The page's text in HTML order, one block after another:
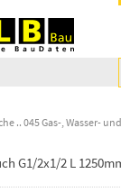
045 Gas-, Wasser-
G1/2x1/2 L